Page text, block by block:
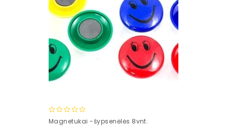
0
Magnetukai -šypsenėlės 8vnt.